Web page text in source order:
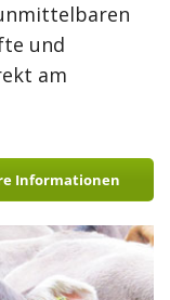
und
am
Informationen